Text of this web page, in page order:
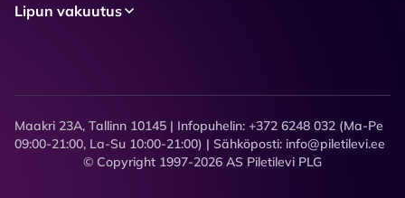
Lipun vakuutus
Maakri 23A, Tallinn 10145 | Infopuhelin: +372 6248 032 (Ma-Pe
09:00-21:00, La-Su 10:00-21:00) | Sähköposti: info@piletilevi.ee
© Copyright 1997-2026 AS Piletilevi PLG